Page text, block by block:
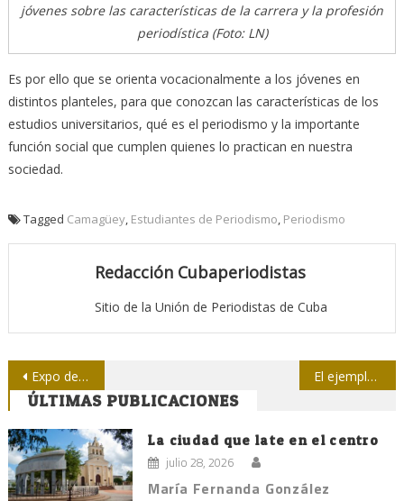
jóvenes sobre las características de la carrera y la profesión
periodística (Foto: LN)
Es por ello que se orienta vocacionalmente a los jóvenes en
distintos planteles, para que conozcan las características de los
estudios universitarios, qué es el periodismo y la importante
función social que cumplen quienes lo practican en nuestra
sociedad.
Tagged Camagüey, Estudiantes de Periodismo, Periodismo
Redacción Cubaperiodistas
Sitio de la Unión de Periodistas de Cuba
Navegación
de
entradas
Expo dedicada a Fidel recorre provincias africanas El ejemplar abrazo de NOAL a Venezuela bolivariana
ÚLTIMAS PUBLICACIONES
La ciudad que late en el centro
julio 28, 2026
María Fernanda González